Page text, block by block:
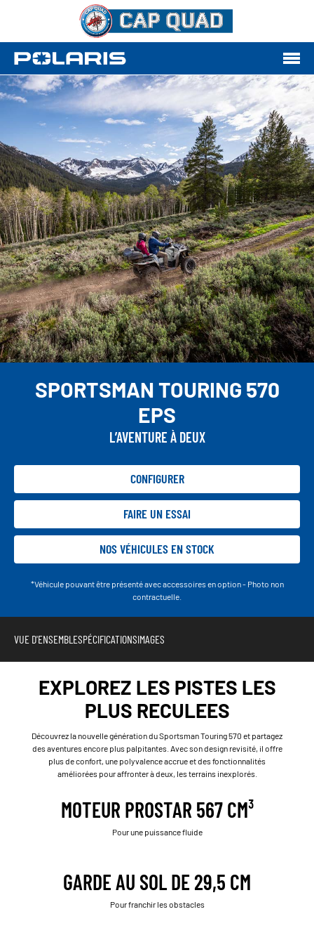
SPORTSMAN TOURING 570
EPS
L’AVENTURE À DEUX
CONFIGURER
FAIRE UN ESSAI
NOS VÉHICULES EN STOCK
*Véhicule pouvant être présenté avec accessoires en option - Photo non
contractuelle.
VUE D'ENSEMBLESPÉCIFICATIONSIMAGES
EXPLOREZ LES PISTES LES
PLUS RECULEES
Découvrez la nouvelle génération du Sportsman Touring 570 et partagez
des aventures encore plus palpitantes. Avec son design revisité, il offre
plus de confort, une polyvalence accrue et des fonctionnalités
améliorées pour affronter à deux, les terrains inexplorés.
MOTEUR PROSTAR 567 CM³
Pour une puissance fluide
GARDE AU SOL DE 29,5 CM
Pour franchir les obstacles